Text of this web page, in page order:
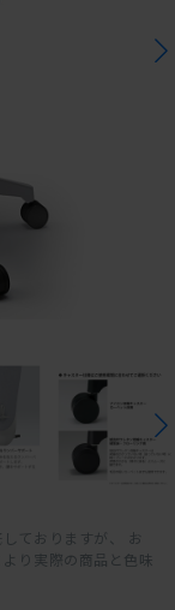
ておりますが、 お
り実際の商品と色味